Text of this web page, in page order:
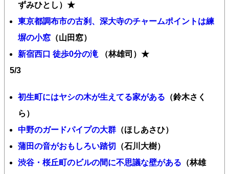
ずみひとし）★
東京都調布市の古刹、深大寺のチャームポイントは練
塀の小窓 （山田窓）
新宿西口 徒歩0分の滝
（林雄司）★
5/3
初生町にはヤシの木が生えてる家がある （鈴木さく
ら）
中野のガードパイプの大群 （ほしあさひ）
蒲田の音がおもしろい踏切
（石川大樹）
渋谷・桜丘町のビルの間に不思議な壁がある （林雄